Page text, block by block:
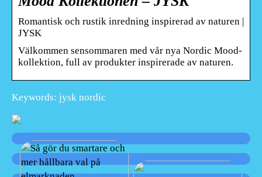
Romantisk och rustik inredning inspirerad av naturen |
JYSK
Välkommen sensommaren med vår nya Nordic Mood-
kollektion, full av produkter inspirerade av naturen.
Keywords: jysk nordic